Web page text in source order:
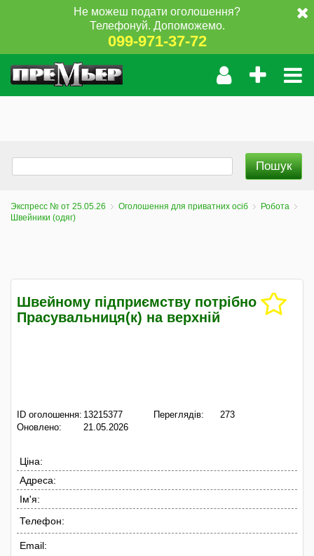
Не можеш подати оголошення?
Телефонуй. Допоможемо.
099-971-37-72
Экспресс № от 25.05.26 Оголошення для приватних осіб
Робота
Швейники (одяг)
Швейному підприємству потрібно
Прасувальниця(к) на верхній
ID оголошення: 13215377
Оновлено:
21.05.2026
Переглядів: 273
Ціна:
Адреса:
Ім'я:
Телефон:
Email: